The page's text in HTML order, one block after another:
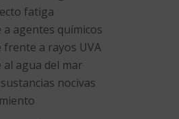
fatiga
a agentes químicos
frente a rayos UVA
al agua del mar
nocivas